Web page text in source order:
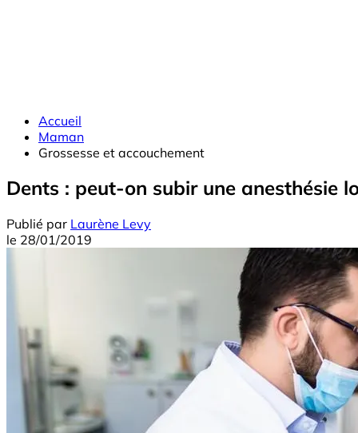
Accueil
Maman
Grossesse et accouchement
Dents : peut-on subir une anesthésie
Publié par Laurène Levy
le 28/01/2019